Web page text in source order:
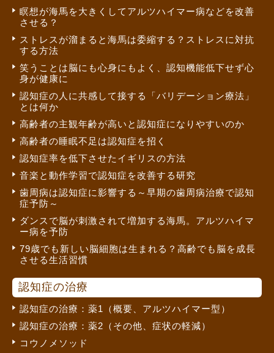
瞑想が海馬を大きくしてアルツハイマー病などを改善
させる？
ストレスが溜まると海馬は委縮する？ストレスに対抗
する方法
笑うことは脳にも心身にもよく、認知機能低下せず心
身が健康に
認知症の人に共感して接する「バリデーション療法」
とは何か
高齢者の主観年齢が高いと認知症になりやすいのか
高齢者の睡眠不足は認知症を招く
認知症率を低下させたイギリスの方法
音楽と動作学習で認知症を改善する研究
歯周病は認知症に影響する～早期の歯周病治療で認知
症予防～
ダンスで脳が刺激されて増加する海馬。アルツハイマ
ー病を予防
79歳でも新しい脳細胞は生まれる？高齢でも脳を成長
させる生活習慣
認知症の治療
認知症の治療：薬1（概要、アルツハイマー型）
認知症の治療：薬2（その他、症状の軽減）
コウノメソッド